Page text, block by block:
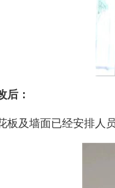
后：
及墙面已经安排人员